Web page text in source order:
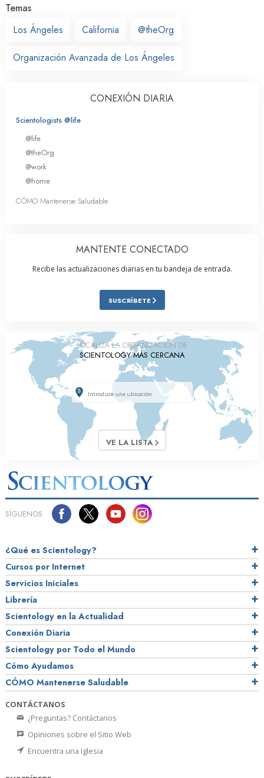
Temas
Los Ángeles
California @theOrg
Organización Avanzada de Los Ángeles
CONEXIÓN DIARIA
Scientologists @life
@life
@theOrg
@work
@home
CÓMO Mantenerse Saludable
MANTENTE CONECTADO
Recibe las actualizaciones diarias en tu bandeja de entrada.
SUSCRÍBETE
LOCALIZA LA ORGANIZACIÓN DE
SCIENTOLOGY MÁS CERCANA
VE LA LISTA
SÍGUENOS
¿Qué es Scientology?
Cursos por Internet
Servicios Iniciales
Librería
Scientology en la Actualidad
Conexión Diaria
Scientology por Todo el Mundo
Cómo Ayudamos
CÓMO Mantenerse Saludable
CONTÁCTANOS
¿Preguntas? Contáctanos
Opiniones sobre el Sitio Web
Encuentra una Iglesia